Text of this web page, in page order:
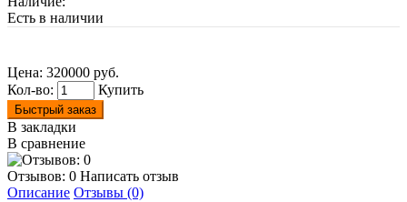
Есть в наличии
Цена: 320000 руб.
Кол-во:
Купить
Быстрый заказ
В закладки
В сравнение
Отзывов: 0 Написать отзыв
Описание Отзывы (0)